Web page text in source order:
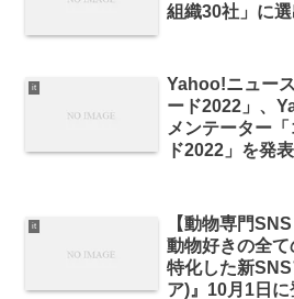
組織30社」に選
it
Yahoo!ニュー
ード2022」、
メンテーター
ド2022」を発表
it
【動物専門
動物好きの全
特化した新
ア)』10月1日に